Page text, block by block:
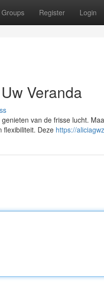
Groups Register Login
Veranda
van de frisse lucht.
flexibiliteit. Deze https://